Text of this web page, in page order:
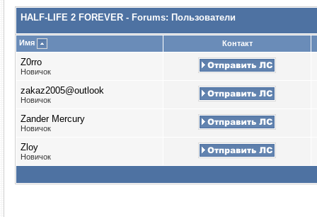
HALF-LIFE 2 FOREVER - Forums: Пользователи
Имя Контакт
Z0rro
Новичок
zakaz2005@outlook
Новичок
Zander Mercury
Новичок
Zloy
Новичок